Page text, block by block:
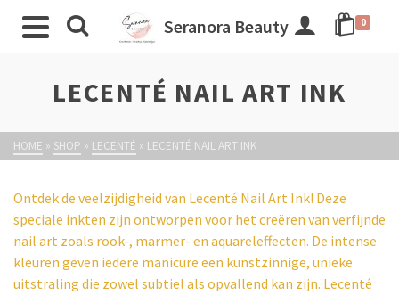
Seranora Beauty 0
LECENTÉ NAIL ART INK
HOME » SHOP » LECENTÉ » LECENTÉ NAIL ART INK
Ontdek de veelzijdigheid van Lecenté Nail Art Ink! Deze
speciale inkten zijn ontworpen voor het creëren van verfijnde
nail art zoals rook-, marmer- en aquareleffecten. De intense
kleuren geven iedere manicure een kunstzinnige, unieke
uitstraling die zowel subtiel als opvallend kan zijn. Lecenté